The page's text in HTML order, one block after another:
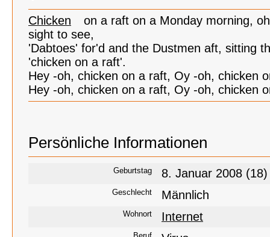
Chicken
on a raft on a Monday morning,
sight to see,
'Dabtoes' for'd and the Dustmen aft, sitting
'chicken on a raft'.
Hey -oh, chicken on a raft, Oy -oh, chicken
Hey -oh, chicken on a raft, Oy -oh, chicken
Persönliche Informationen
Geburtstag 8. Januar 2008 (18)
Geschlecht Männlich
Wohnort Internet